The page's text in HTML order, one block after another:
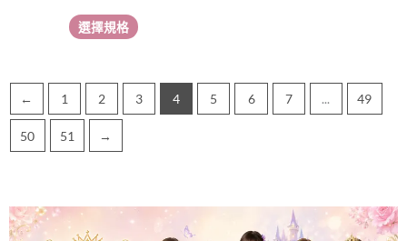
選擇規格
選
擇
項
←
1 2 3 4 5 6 7 ... 49
50 51 →